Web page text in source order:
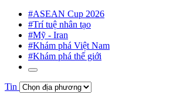
#ASEAN Cup 2026
#Trí tuệ nhân tạo
#Mỹ - Iran
#Khám phá Việt Nam
#Khám phá thế giới
Tin